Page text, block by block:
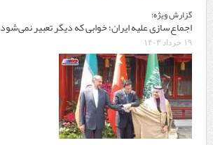
گزارش ویژه؛
اجماع‌سازی علیه ایران؛ خوابی که دیگر تعبیر نمی‌شود
۱۹ خرداد ۱۴۰۳